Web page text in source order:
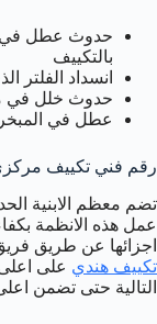
حدوث عطل في
بالتكييف
انسداد
حدوث خلل في
عطل في المبخر
رقم فني تكييف
تضم معظم الابنية
عمل هذه الانظمة
اجزائها عن طريق
تكييف هندي على
التالية حتى تضمن